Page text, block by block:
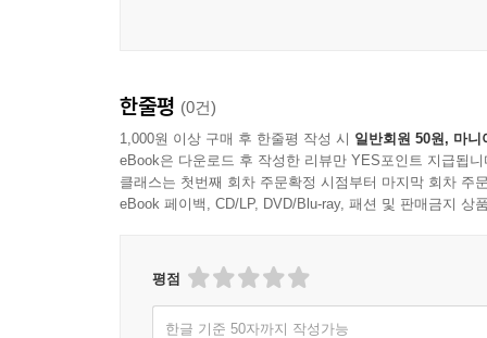
한줄평 (0건)
1,000원 이상 구매 후 한줄평 작성 시 일반회원 50원, 마니
eBook은 다운로드 후 작성한 리뷰만 YES포인트 지급됩니
클래스는 첫번째 회차 주문확정 시점부터 마지막 회차 주
eBook 페이백, CD/LP, DVD/Blu-ray, 패션 및 판매금지 상
평점
한글 기준 50자까지 작성가능